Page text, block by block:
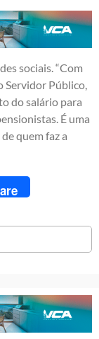
sociais. “Com
Servidor Público,
do salário para
É uma
quem faz a